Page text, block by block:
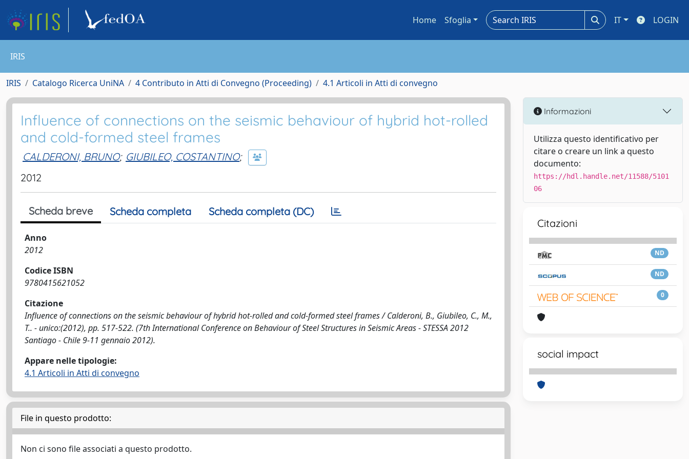
Home Sfoglia IT LOGIN
IRIS
IRIS Catalogo Ricerca UniNA 4 Contributo in Atti di Convegno (Proceeding) 4.1 Articoli in Atti di convegno
Influence of connections on the seismic behaviour of hybrid hot-rolled
and cold-formed steel frames
CALDERONI, BRUNO; GIUBILEO, COSTANTINO;
2012
Scheda breve Scheda completa Scheda completa (DC)
Anno
2012
Codice ISBN
9780415621052
Citazione
Influence of connections on the seismic behaviour of hybrid hot-rolled and cold-formed steel frames / Calderoni, B., Giubileo, C., M.,
T.. - unico:(2012), pp. 517-522. (7th International Conference on Behaviour of Steel Structures in Seismic Areas - STESSA 2012
Santiago - Chile 9-11 gennaio 2012).
Appare nelle tipologie:
4.1 Articoli in Atti di convegno
File in questo prodotto:
Non ci sono file associati a questo prodotto.
Informazioni
Utilizza questo identificativo per
citare o creare un link a questo
documento:
https://hdl.handle.net/11588/5101
06
Citazioni
ND
ND
0
social impact